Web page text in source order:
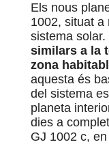
Els nous
1002, situat a
sistema solar.
similars a la
zona
aquesta és
del sistema
planeta
dies a
GJ 1002 c,